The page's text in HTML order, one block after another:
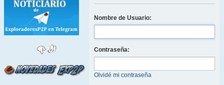
Nombre de Usuario:
Contraseña:
Olvidé mi contraseña